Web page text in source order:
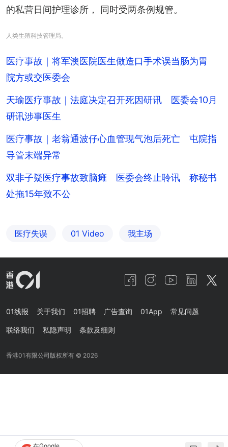
的私营日间护理诊所， 同时受两条例规管。
人类生殖科技管理局。
医疗事故｜将军澳医院医生做造口手术误当肠为胃
院方或交医委会
天瑜医疗事故｜法庭决定召开死因研讯 医委会10月
研讯涉事医生
医疗事故｜老翁通波仔心血管现气泡后死亡 屯院指
导管末端异常
双非子疑医疗事故致脑瘫 医委会终止聆讯 称秘书
处拖15年致不公
医疗失误 01 Video 我主场
01线报 关于我们 01招聘 广告查询 01App 常见问题
联络我们 私隐声明 条款及细则
香港01有限公司版权所有 © 2026